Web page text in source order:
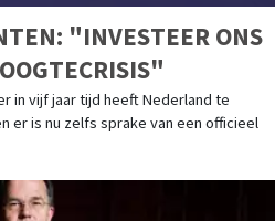
"INVESTEER ONS
in vijf jaar tijd heeft Nederland te
er is nu zelfs sprake van een officieel